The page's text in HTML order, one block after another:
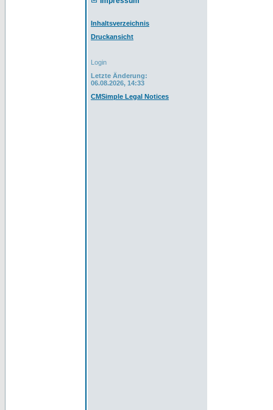
Inhaltsverzeichnis
Druckansicht
Login
Letzte Änderung:
06.08.2026, 14:33
CMSimple Legal Notices